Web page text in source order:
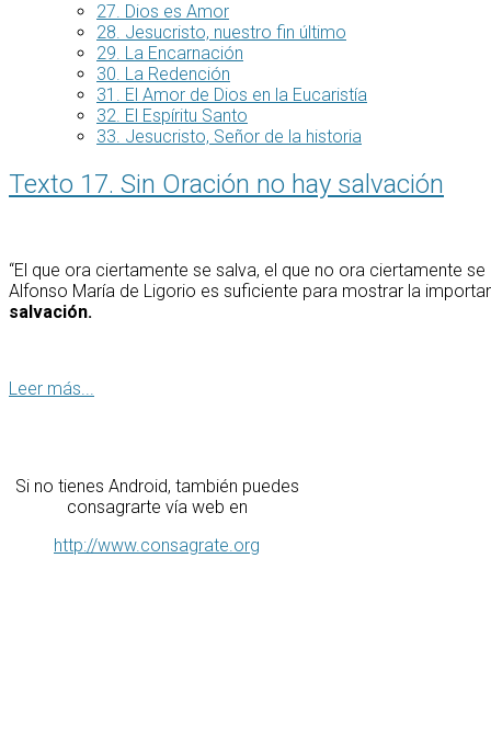
27. Dios es Amor
28. Jesucristo, nuestro fin último
29. La Encarnación
30. La Redención
31. El Amor de Dios en la Eucaristía
32. El Espíritu Santo
33. Jesucristo, Señor de la historia
Texto 17. Sin Oración no hay salvación
“El que ora ciertamente se salva, el que no ora ciertamente
Alfonso María de Ligorio es suficiente para mostrar la
salvación.
Leer más...
Si no tienes Android, también puedes
consagrarte vía web en
http://www.consagrate.org